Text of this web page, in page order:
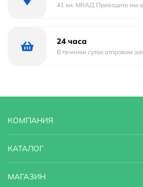
Комплектация:
Держатель туалетной бумаги
Ершик
41 км. МКАД Приходите мы
24 часа
В течении суток отправим
КОМПАНИЯ
КАТАЛОГ
МАГАЗИН